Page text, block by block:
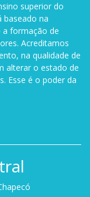
superior do
baseado na
a formação de
Acreditamos
na qualidade de
alterar o estado de
Esse é o poder da